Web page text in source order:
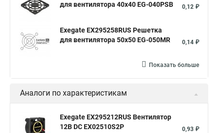
для вентилятора 40x40 EG-040PSB
0,12 ₽
Exegate EX295258RUS Решетка
для вентилятора 50х50 EG-050MR
0,14 ₽
Показать больше
Аналоги по характеристикам
Exegate EX295212RUS Вентилятор
12В DC EX02510S2P
0,93 ₽